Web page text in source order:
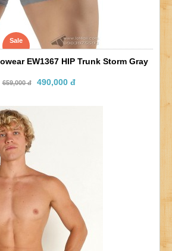
Sale
EW1367 HIP Trunk Storm Gray
659,000 đ 490,000 đ